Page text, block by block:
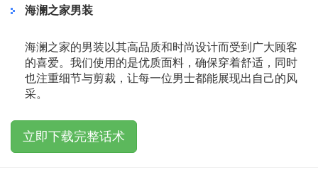
海澜之家男装
海澜之家的男装以其高品质和时尚设计而受到广大顾客
的喜爱。我们使用的是优质面料，确保穿着舒适，同时
也注重细节与剪裁，让每一位男士都能展现出自己的风
采。
立即下载完整话术